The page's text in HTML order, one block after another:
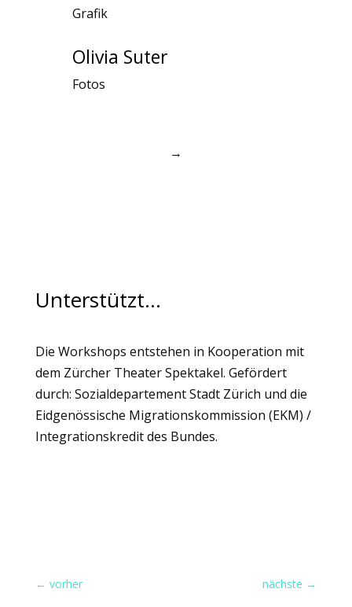
Grafik
Olivia Suter
Fotos
→
Unterstützt…
Die Workshops entstehen in Kooperation mit
dem Zürcher Theater Spektakel. Gefördert
durch: Sozialdepartement Stadt Zürich und die
Eidgenössische Migrationskommission (EKM) /
Integrationskredit des Bundes.
← vorher nächste →